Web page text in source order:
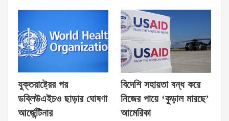
যুক্তরাষ্ট্রের পর
ডব্লিউএইচও ছাড়ার ঘোষণা
আর্জেন্টিনার
বিদেশি সহায়তা বন্ধ করে
নিজের পায়ে ‘কুড়াল মারছে’
আমেরিকা